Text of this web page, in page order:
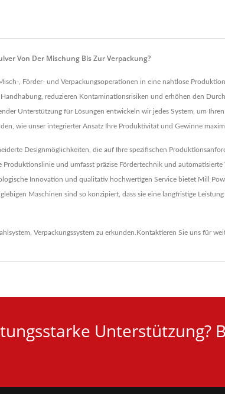
Von Der Mischung Bis Zur Verpackung?
, Förder- und Verpackungsoperationen in eine nahtlose
reduzieren Kontaminationsrisiken und erhöhen den
Unterstützung für Lösungen entwickeln wir jedes System, um
wie unser integrierter Ansatz Ihre Produktivität und Gewinne
Designmöglichkeiten, die auf Ihre spezifischen
Produktionslinie und umfasst präzise Fördertechnik und
Innovation und qualitativ hochwertigen Service bietet Mill
Maschinen sind so konzipiert, dass sie eine langfristige
, Verpackungssystem zu erkunden. Kontaktieren Sie uns für
Unterstützung?